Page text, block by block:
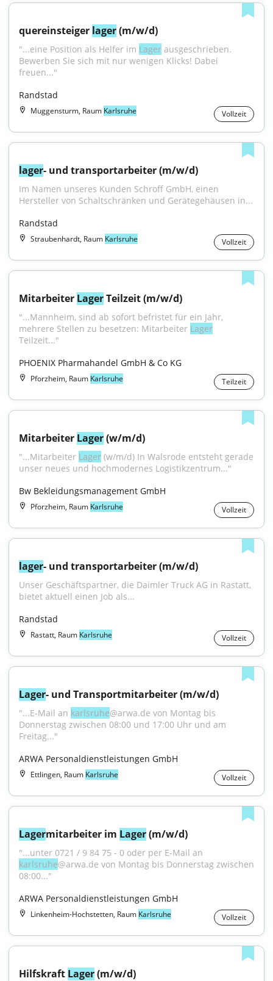
quereinsteiger lager (m/w/d)
"...eine Position als Helfer im Lager ausgeschrieben.
Bewerben Sie sich mit nur wenigen Klicks! Dabei
freuen..."
Randstad
Muggensturm, Raum Karlsruhe Vollzeit
lager- und transportarbeiter (m/w/d)
Im Namen unseres Kunden Schroff GmbH, einen
Hersteller von Schaltschränken und Gerätegehäusen in...
Randstad
Straubenhardt, Raum Karlsruhe Vollzeit
Mitarbeiter Lager Teilzeit (m/w/d)
"...Mannheim, sind ab sofort befristet für ein Jahr,
mehrere Stellen zu besetzen: Mitarbeiter Lager
Teilzeit..."
PHOENIX Pharmahandel GmbH & Co KG
Pforzheim, Raum Karlsruhe Teilzeit
Mitarbeiter Lager (w/m/d)
"...Mitarbeiter Lager (w/m/d) In Walsrode entsteht gerade
unser neues und hochmodernes Logistikzentrum..."
Bw Bekleidungsmanagement GmbH
Pforzheim, Raum Karlsruhe Vollzeit
lager- und transportarbeiter (m/w/d)
Unser Geschäftspartner, die Daimler Truck AG in Rastatt,
bietet aktuell einen Job als...
Randstad
Rastatt, Raum Karlsruhe Vollzeit
Lager- und Transportmitarbeiter (m/w/d)
"...E-Mail an karlsruhe@arwa.de von Montag bis
Donnerstag zwischen 08:00 und 17:00 Uhr und am
Freitag..."
ARWA Personaldienstleistungen GmbH
Ettlingen, Raum Karlsruhe Vollzeit
Lagermitarbeiter im Lager (m/w/d)
karlsruhe@arwa.de von Montag bis Donnerstag zwischen
08:00..."
ARWA Personaldienstleistungen GmbH
Linkenheim-Hochstetten, Raum Karlsruhe Vollzeit
Hilfskraft Lager (m/w/d)